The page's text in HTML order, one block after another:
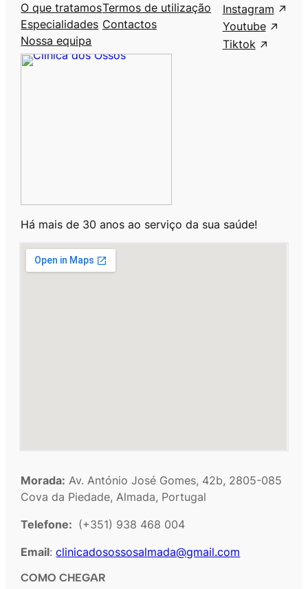
Há mais de 30 anos ao serviço da sua saúde!
Morada: Av. António José Gomes, 42b, 2805-085
Cova da Piedade, Almada, Portugal
Telefone: (+351) 938 468 004
Email:clinicadosossosalmada@gmail.com
COMO CHEGAR
O que tratamos
Especialidades
Nossa equipa
Termos de utilização
Contactos
Instagram
Youtube
Tiktok